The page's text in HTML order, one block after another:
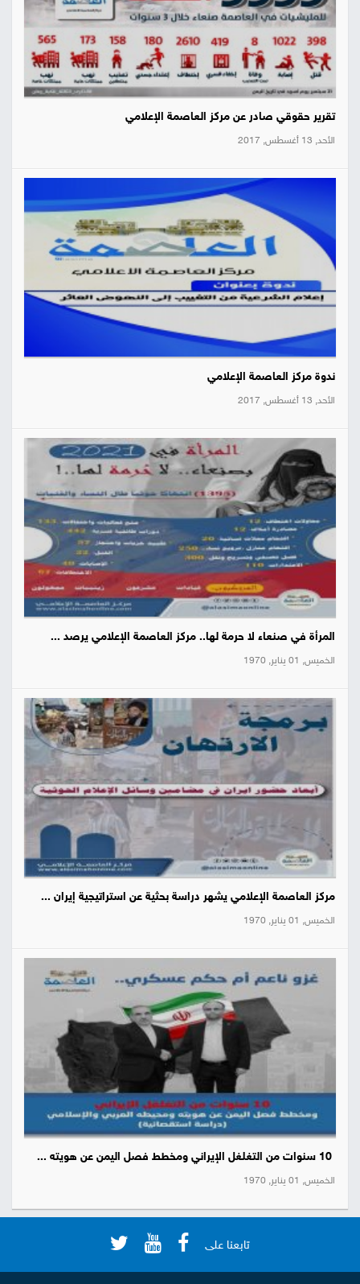
تقرير حقوقي صادر عن مركز العاصمة الإعلامي
الأحد, 13 أغسطس, 2017
ندوة مركز العاصمة الإعلامي
الأحد, 13 أغسطس, 2017
المرأة في صنعاء لا حرمة لها.. مركز العاصمة الإعلامي يرصد ...
الخميس, 01 يناير, 1970
مركز العاصمة الإعلامي يشهر دراسة بحثية عن استراتيجية إيران ...
الخميس, 01 يناير, 1970
الخميس, 01 يناير, 1970
تابعنا على